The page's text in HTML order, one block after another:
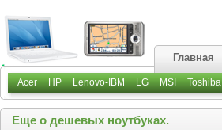
Главная
Acer HP Lenovo-IBM LG MSI Toshiba
Еще о дешевых ноутбуках.